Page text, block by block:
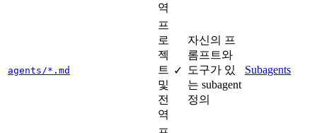
역
agents/*.md
프
로
젝
트
및
전
역
✓
자신의 프
롬프트와
도구가 있
는 subagent
정의
Subagents